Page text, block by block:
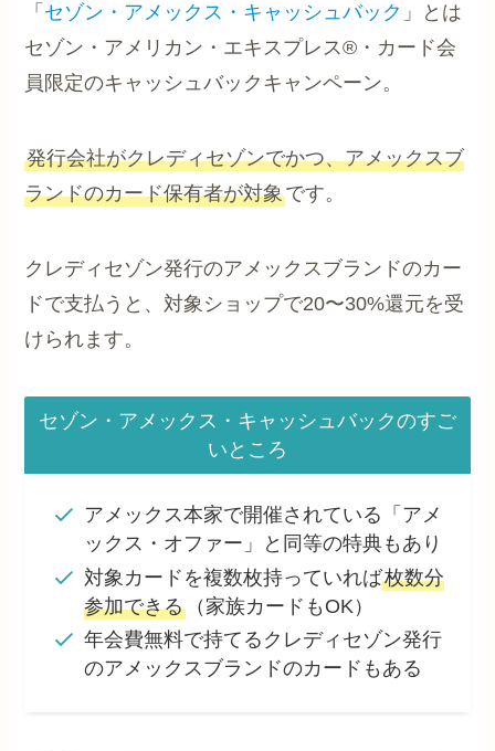
「 セゾン・アメックス・キャッシュバック 」とは
セゾン・アメリカン・エキスプレス®・カード会
員限定のキャッシュバックキャンペーン。
発行会社がクレディセゾンでかつ、アメックスブ
ランドのカード保有者が対象です。
クレディセゾン発行のアメックスブランドのカー
ドで支払うと、対象ショップで20〜30%還元を受
けられます。
セゾン・アメックス・キャッシュバックのすご
いところ
アメックス本家で開催されている「アメ
ックス・オファー」と同等の特典もあり
対象カードを複数枚持っていれば枚数分
参加できる （家族カードもOK）
年会費無料で持てるクレディセゾン発行
のアメックスブランドのカードもある